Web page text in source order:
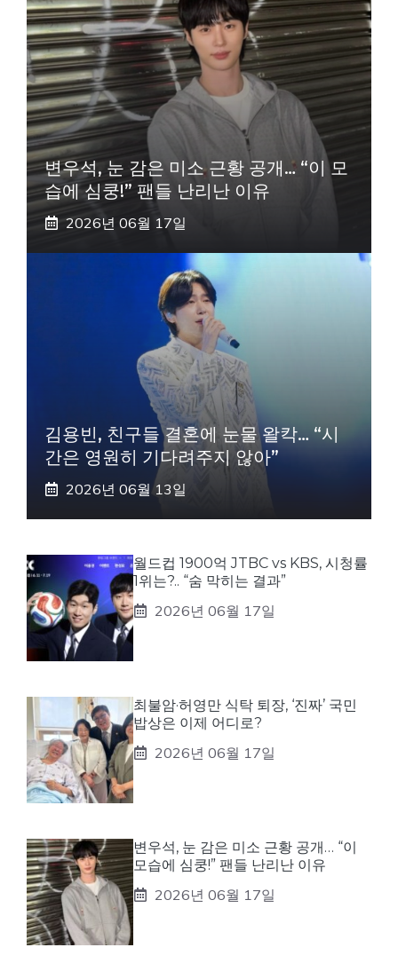
변우석, 눈 감은 미소 근황 공개… “이 모
습에 심쿵!” 팬들 난리난 이유
2026년 06월 17일
김용빈, 친구들 결혼에 눈물 왈칵… “시
간은 영원히 기다려주지 않아”
2026년 06월 13일
월드컵 1900억 JTBC vs KBS, 시청률
1위는?.. “숨 막히는 결과”
2026년 06월 17일
최불암·허영만 식탁 퇴장, ‘진짜’ 국민
밥상은 이제 어디로?
2026년 06월 17일
변우석, 눈 감은 미소 근황 공개… “이
모습에 심쿵!” 팬들 난리난 이유
2026년 06월 17일